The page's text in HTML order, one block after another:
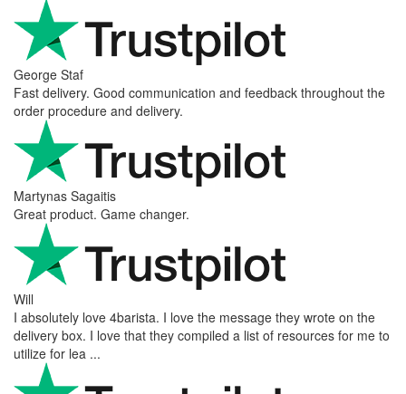
George Staf
Fast delivery. Good communication and feedback throughout the
order procedure and delivery.
Martynas Sagaitis
Great product. Game changer.
Will
I absolutely love 4barista. I love the message they wrote on the
delivery box. I love that they compiled a list of resources for me to
utilize for lea ...